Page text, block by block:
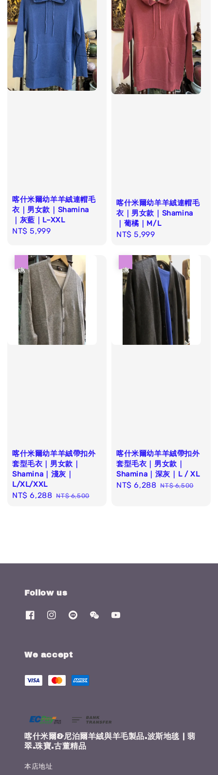
喀什米爾幼羊羊絨連帽毛
衣｜男女款｜Shamina
｜灰藍｜L–XXL
Regular
NT$ 5,999
喀什米爾幼羊羊絨連帽毛
衣｜男女款｜Shamina
｜葡橘｜M/L
Regular
NT$ 5,999
喀什米爾幼羊羊絨帶扣外
套型毛衣｜男女款｜
Shamina｜淺灰｜
L/XL/XXL
Sale
NT$ 6,288 Regular
NT$ 6,500
喀什米爾幼羊羊絨帶扣外
套型毛衣｜男女款｜
Shamina｜深灰｜L / XL
Sale
NT$ 6,288 Regular
NT$ 6,500
Follow us
We accept
喀什米爾&尼泊爾羊絨與羊毛製品.波斯地毯 | 翡
翠.珠寶.古董精品
本店地址